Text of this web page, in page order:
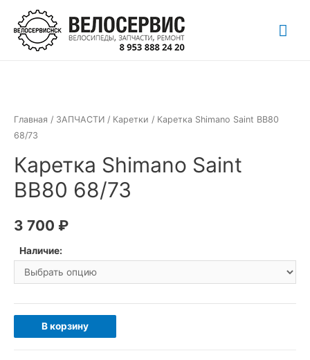
Перейти
содержимому
Главная / ЗАПЧАСТИ / Каретки / Каретка Shimano Saint BB80
68/73
Каретка Shimano Saint
BB80 68/73
3 700 ₽
Наличие:
Количество
товара
В корзину